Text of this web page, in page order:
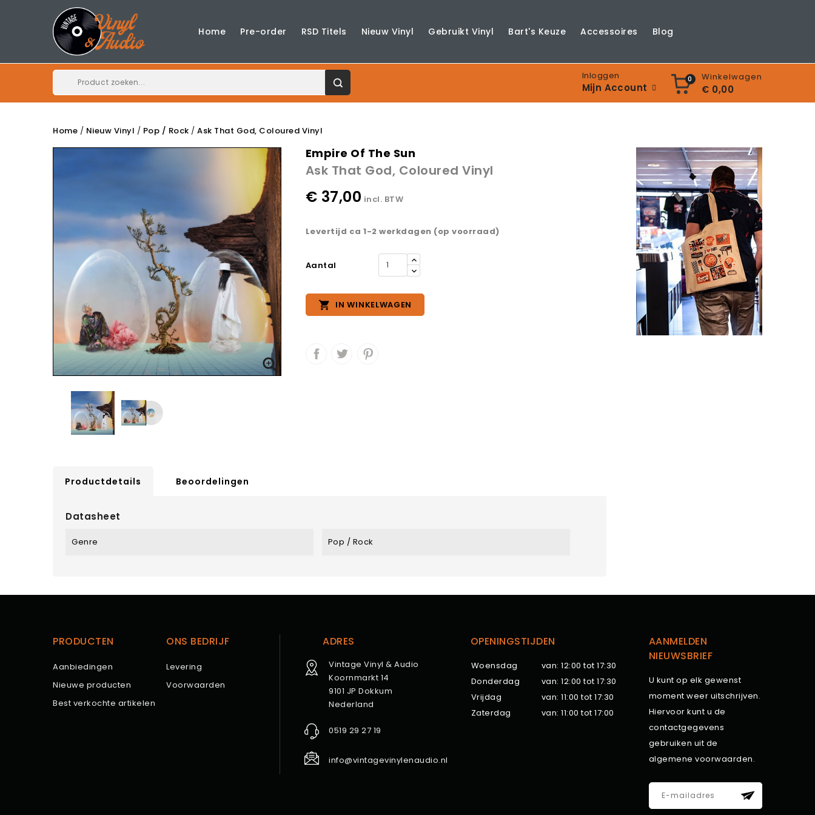
Home Pre-order RSD Titels Nieuw Vinyl Gebruikt Vinyl Bart's Keuze Accessoires Blog
0 Winkelwagen
€ 0,00
Inloggen
Mijn Account
Home Nieuw Vinyl Pop / Rock Ask That God, Coloured Vinyl

Empire Of The Sun
Ask That God, Coloured Vinyl
€ 37,00 incl. BTW
Levertijd ca 1-2 werkdagen (op voorraad)
Aantal
 IN WINKELWAGEN
Productdetails Beoordelingen
Datasheet
Genre Pop / Rock
PRODUCTEN
Aanbiedingen
Nieuwe producten
Best verkochte artikelen
ONS BEDRIJF
Levering
Voorwaarden
ADRES
Vintage Vinyl & Audio
Koornmarkt 14
9101 JP Dokkum
Nederland
0519 29 27 19
info@vintagevinylenaudio.nl
OPENINGSTIJDEN
Woensdag
van: 12:00 tot 17:30
Donderdag
van: 12:00 tot 17:30
Vrijdag
van: 11:00 tot 17:30
Zaterdag
van: 11:00 tot 17:00
AANMELDEN
NIEUWSBRIEF
U kunt op elk gewenst
moment weer uitschrijven.
Hiervoor kunt u de
contactgegevens
gebruiken uit de
algemene voorwaarden.